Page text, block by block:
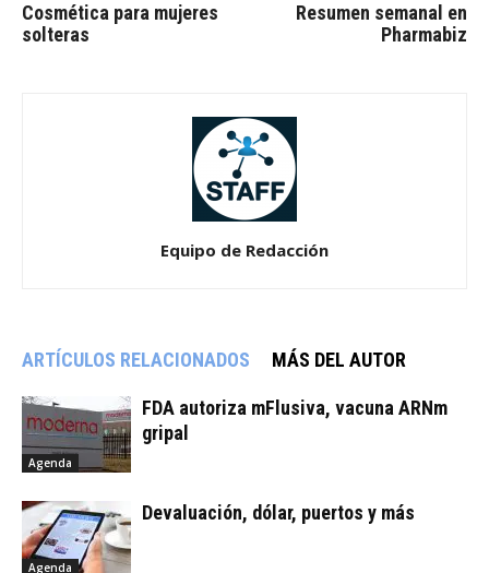
Cosmética para mujeres
solteras
Resumen semanal en
Pharmabiz
Equipo de Redacción
ARTÍCULOS RELACIONADOS MÁS DEL AUTOR
Agenda
FDA autoriza mFlusiva, vacuna ARNm
gripal
Agenda
Devaluación, dólar, puertos y más